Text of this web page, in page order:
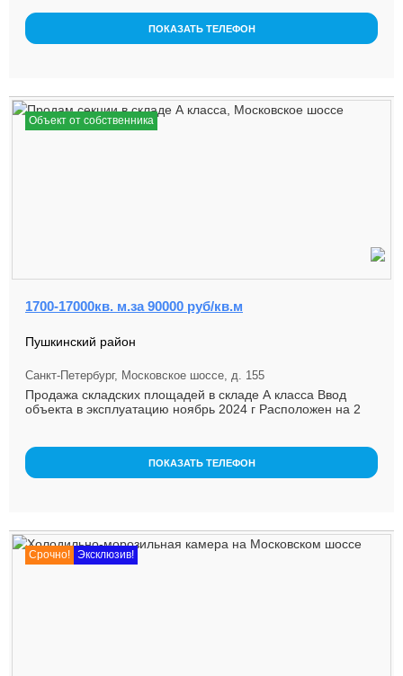
ПОКАЗАТЬ ТЕЛЕФОН
Объект от собственника
1700-17000кв. м.за 90000 руб/кв.м
Пушкинский район
Санкт-Петербург, Московское шоссе, д. 155
Продажа складских площадей в складе А класса Ввод
объекта в эксплуатацию ноябрь 2024 г Расположен на 2
ПОКАЗАТЬ ТЕЛЕФОН
Срочно! Эксклюзив!